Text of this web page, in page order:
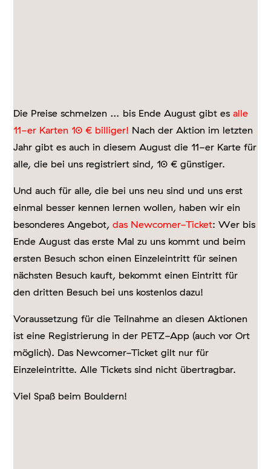
Die Preise schmelzen … bis Ende August gibt esalle
11-er Karten 10 € billiger! Nach der Aktion im letzten
Jahr gibt es auch in diesem August die 11-er Karte für
alle, die bei uns registriert sind, 10 € günstiger.
Und auch für alle, die bei uns neu sind und uns erst
einmal besser kennen lernen wollen, haben wir ein
besonderes Angebot,das Newcomer-Ticket: Wer bis
Ende August das erste Mal zu uns kommt und beim
ersten Besuch schon einen Einzeleintritt für seinen
nächsten Besuch kauft, bekommt einen Eintritt für
den dritten Besuch bei uns kostenlos dazu!
Voraussetzung für die Teilnahme an diesen Aktionen
ist eine Registrierung in der PETZ-App (auch vor Ort
möglich). Das Newcomer-Ticket gilt nur für
Einzeleintritte. Alle Tickets sind nicht übertragbar.
Viel Spaß beim Bouldern!